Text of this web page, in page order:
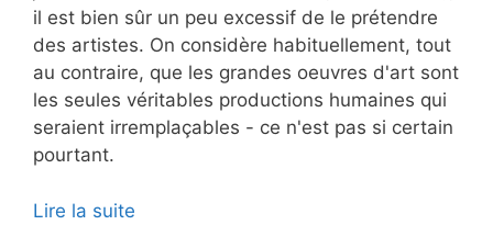
il est bien sûr un peu excessif de le prétendre
des artistes. On considère habituellement, tout
au contraire, que les grandes oeuvres d'art sont
les seules véritables productions humaines qui
seraient irremplaçables - ce n'est pas si certain
pourtant.
Lire la suite